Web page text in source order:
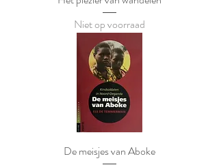
Niet op voorraad
De meisjes van Aboke